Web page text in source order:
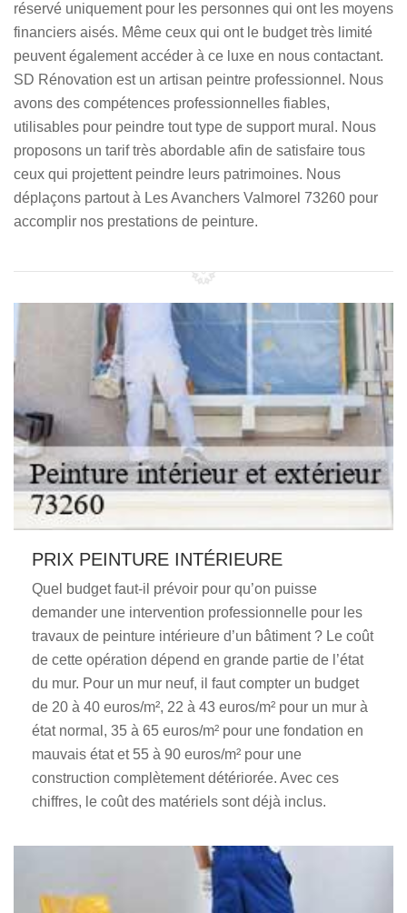
réservé uniquement pour les personnes qui ont les moyens
financiers aisés. Même ceux qui ont le budget très limité
peuvent également accéder à ce luxe en nous contactant.
SD Rénovation est un artisan peintre professionnel. Nous
avons des compétences professionnelles fiables,
utilisables pour peindre tout type de support mural. Nous
proposons un tarif très abordable afin de satisfaire tous
ceux qui projettent peindre leurs patrimoines. Nous
déplaçons partout à Les Avanchers Valmorel 73260 pour
accomplir nos prestations de peinture.
PRIX PEINTURE INTÉRIEURE
Quel budget faut-il prévoir pour qu’on puisse
demander une intervention professionnelle pour les
travaux de peinture intérieure d’un bâtiment ? Le coût
de cette opération dépend en grande partie de l’état
du mur. Pour un mur neuf, il faut compter un budget
de 20 à 40 euros/m², 22 à 43 euros/m² pour un mur à
état normal, 35 à 65 euros/m² pour une fondation en
mauvais état et 55 à 90 euros/m² pour une
construction complètement détériorée. Avec ces
chiffres, le coût des matériels sont déjà inclus.